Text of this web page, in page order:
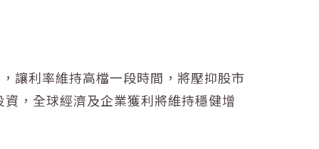
，讓利率維持高檔一段時間，將壓抑股市
資，全球經濟及企業獲利將維持穩健增